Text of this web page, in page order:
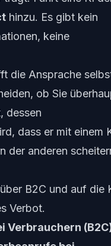
hinzu. Es gibt kein
keine
die Ansprache
ob Sie
dessen
dass er mit einem
der anderen
B2C und auf die
Verbot.
Verbrauchern